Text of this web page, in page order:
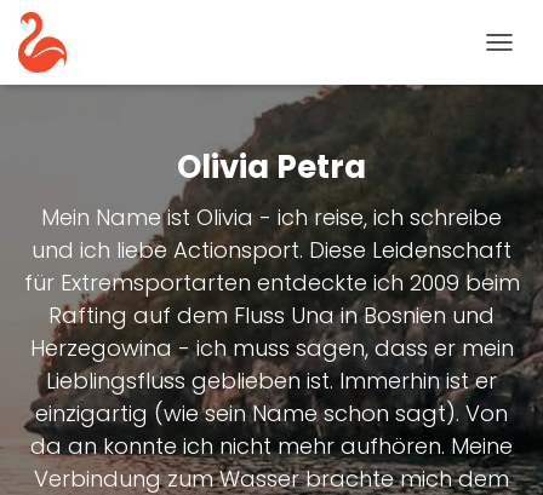
Olivia Petra
Mein Name ist Olivia - ich reise, ich schreibe
und ich liebe Actionsport. Diese Leidenschaft
für Extremsportarten entdeckte ich 2009 beim
Rafting auf dem Fluss Una in Bosnien und
Herzegowina - ich muss sagen, dass er mein
Lieblingsfluss geblieben ist. Immerhin ist er
einzigartig (wie sein Name schon sagt). Von
da an konnte ich nicht mehr aufhören. Meine
Verbindung zum Wasser brachte mich dem